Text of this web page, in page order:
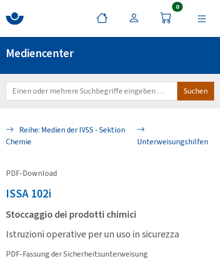
0Artikel im
Mediencenter
Reihe: Medien der IVSS - Sektion
Chemie
Unterweisungshilfen
PDF-Download
ISSA 102i
Stoccaggio dei prodotti chimici
Istruzioni operative per un uso in sicurezza
PDF-Fassung der Sicherheitsunterweisung